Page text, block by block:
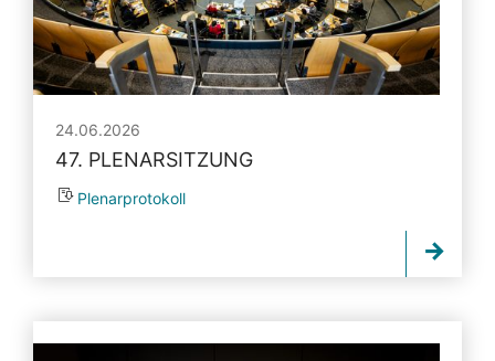
24.06.2026
47. PLENARSITZUNG
Plenarprotokoll